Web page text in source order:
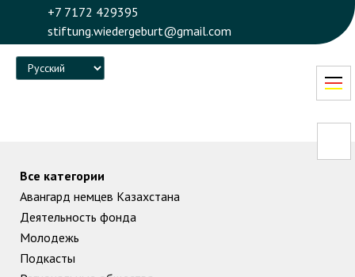
+7 7172 429395
stiftung.wiedergeburt@gmail.com
Language
Все категории
Авангард немцев Казахстана
Деятельность фонда
Молодежь
Подкасты